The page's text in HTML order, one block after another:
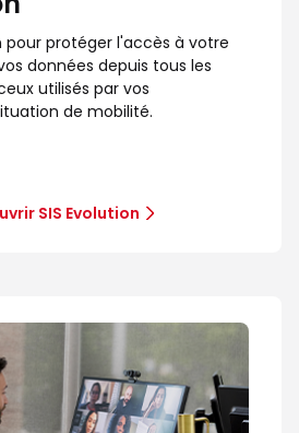
pour protéger l'accès à votre
données depuis tous les
utilisés par vos
de mobilité.
SIS Evolution